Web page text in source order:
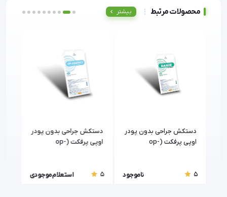
محصولات مرتبط بیشتر
دستکش جراحی بدون پودر
اوپی پرفکت (op-
5 ناموجود
دستکش جراحی بدون پودر
اوپی پرفکت (op-
5 استعلام موجودی